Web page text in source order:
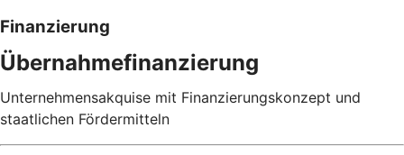
Finanzierung
Übernahmefinanzierung
Unternehmensakquise mit Finanzierungskonzept und
staatlichen Fördermitteln